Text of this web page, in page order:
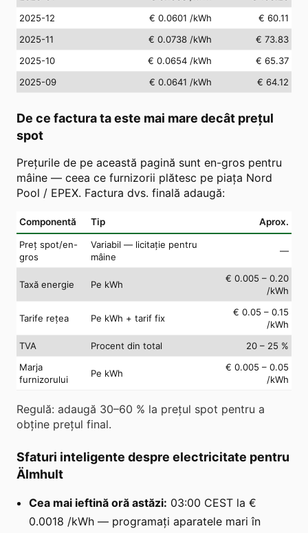
2025-12
€ 0.0601 /kWh
€ 60.11
2025-11
€ 0.0738 /kWh
€ 73.83
2025-10
€ 0.0654 /kWh
€ 65.37
2025-09
€ 0.0641 /kWh € 64.12
De ce factura ta este mai mare decât prețul
spot
Prețurile de pe această pagină sunt en-gros pentru
mâine — ceea ce furnizorii plătesc pe piața Nord
Pool / EPEX. Factura dvs. finală adaugă:
Componentă Tip Aprox.
Preț spot/en-
gros
Variabil — licitație pentru
mâine
—
Taxă energie Pe kWh
€ 0.005 – 0.20
/kWh
Tarife rețea Pe kWh + tarif fix
€ 0.05 – 0.15
/kWh
TVA
Procent din total
20 – 25 %
Marja
furnizorului
Pe kWh
€ 0.005 – 0.05
/kWh
Regulă: adaugă 30–60 % la prețul spot pentru a
obține prețul final.
Sfaturi inteligente despre electricitate pentru
Älmhult
Cea mai ieftină oră astăzi: 03:00 CEST la €
0.0018 /kWh — programați aparatele mari în